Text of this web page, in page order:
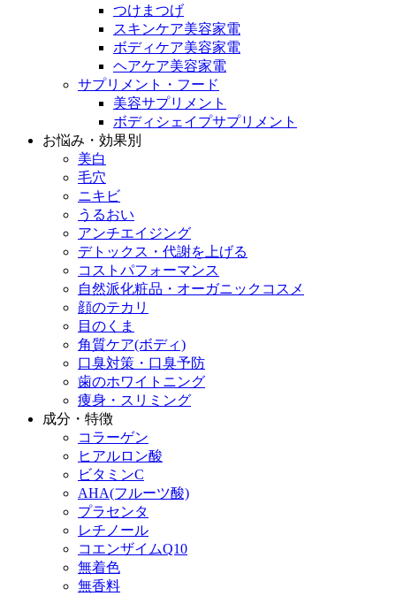
つけまつげ
スキンケア美容家電
ボディケア美容家電
ヘアケア美容家電
サプリメント・フード
美容サプリメント
ボディシェイプサプリメント
お悩み・効果別
美白
毛穴
ニキビ
うるおい
アンチエイジング
デトックス・代謝を上げる
コストパフォーマンス
自然派化粧品・オーガニックコスメ
顔のテカリ
目のくま
角質ケア(ボディ)
口臭対策・口臭予防
歯のホワイトニング
痩身・スリミング
成分・特徴
コラーゲン
ヒアルロン酸
ビタミンC
AHA(フルーツ酸)
プラセンタ
レチノール
コエンザイムQ10
無着色
無香料